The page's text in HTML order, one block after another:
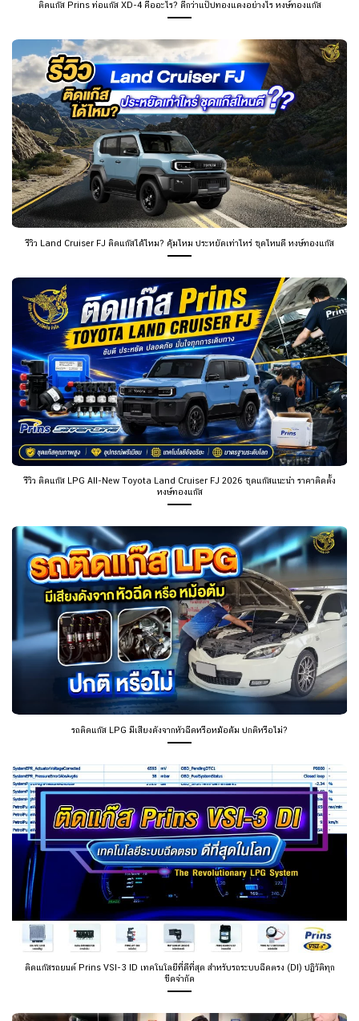
ติดแก๊ส Prins ท่อแก๊ส XD-4 คืออะไร? ดีกว่าแป๊ปทองแดงอย่างไร หงษ์ทองแก๊ส
รีวิว Land Cruiser FJ ติดแก๊สได้ไหม? คุ้มไหม ประหยัดเท่าไหร่ ชุดไหนดี หงษ์ทองแก๊ส
รีวิว ติดแก๊ส LPG All-New Toyota Land Cruiser FJ 2026 ชุดแก๊สแนะนำ ราคาติดตั้ง
หงษ์ทองแก๊ส
รถติดแก๊ส LPG มีเสียงดังจากหัวฉีดหรือหม้อต้ม ปกติหรือไม่?
ติดแก๊สรถยนต์ Prins VSI-3 ID เทคโนโลยีที่ดีที่สุด สำหรับรถระบบฉีดตรง (DI) ปฏิวัติทุก
ขีดจำกัด